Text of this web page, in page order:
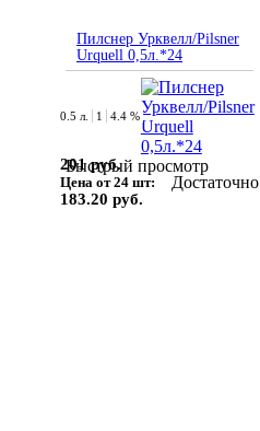
Пилснер Урквелл/Pilsner
Urquell 0,5л.*24
Быстрый просмотр
0.5 л. 1 4.4 %
201 руб.
Цена от 24 шт:
183.20 руб.
Достаточно